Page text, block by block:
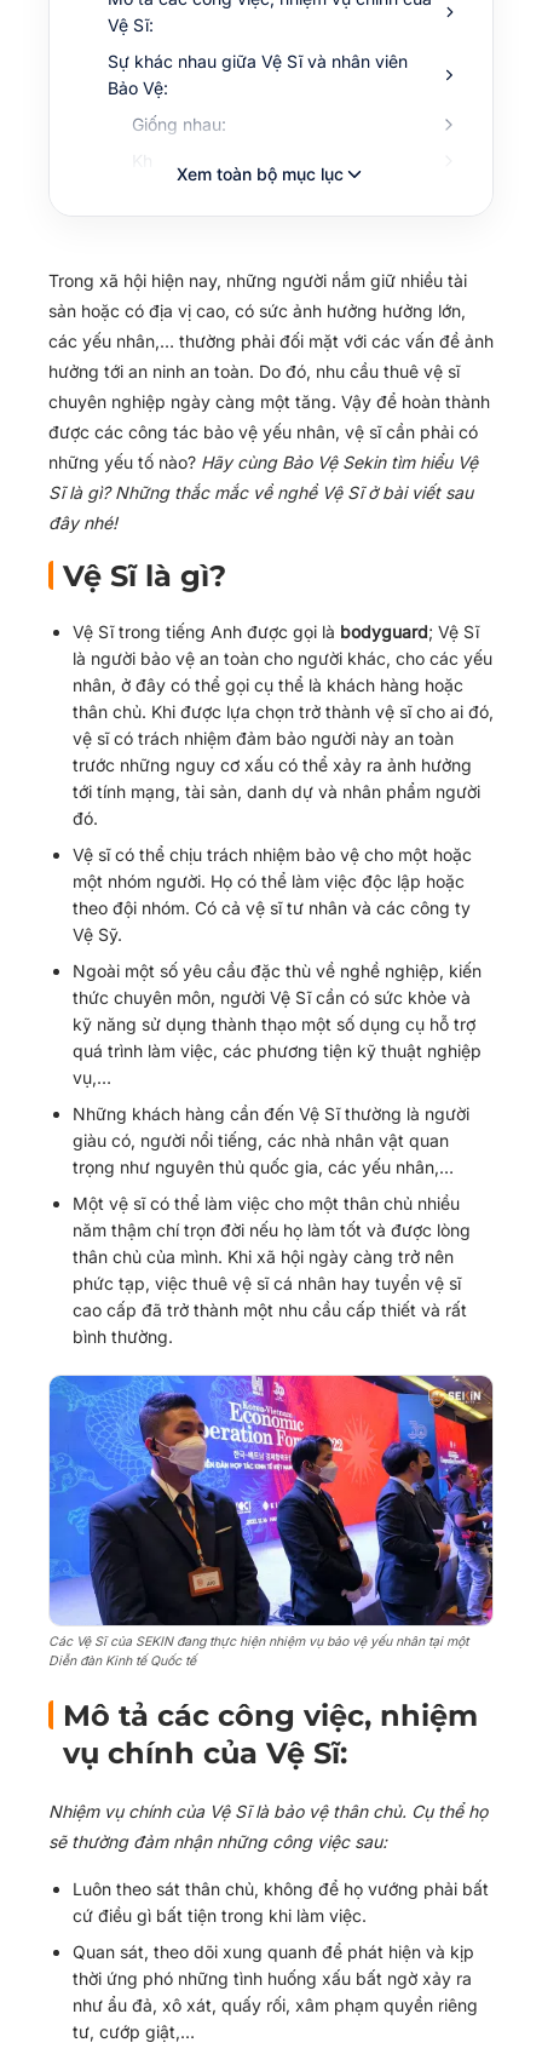
Vệ Sĩ:
Sự khác nhau giữa Vệ Sĩ và nhân viên
Bảo Vệ:
Giống nhau:
Khác nhau:
Nghiệp cần có:
Xem toàn bộ mục lục
Trong xã hội hiện nay, những người nắm giữ nhiều tài
sản hoặc có địa vị cao, có sức ảnh hưởng hưởng lớn,
các yếu nhân,… thường phải đối mặt với các vấn đề ảnh
hưởng tới an ninh an toàn. Do đó, nhu cầu thuê vệ sĩ
chuyên nghiệp ngày càng một tăng. Vậy để hoàn thành
được các công tác bảo vệ yếu nhân, vệ sĩ cần phải có
những yếu tố nào? Hãy cùng Bảo Vệ Sekin tìm hiểu Vệ
Sĩ là gì? Những thắc mắc về nghề Vệ Sĩ ở bài viết sau
đây nhé!
Vệ Sĩ là gì?
Vệ Sĩ trong tiếng Anh được gọi là bodyguard; Vệ Sĩ
là người bảo vệ an toàn cho người khác, cho các yếu
nhân, ở đây có thể gọi cụ thể là khách hàng hoặc
thân chủ. Khi được lựa chọn trở thành vệ sĩ cho ai đó,
vệ sĩ có trách nhiệm đảm bảo người này an toàn
trước những nguy cơ xấu có thể xảy ra ảnh hưởng
tới tính mạng, tài sản, danh dự và nhân phẩm người
đó.
Vệ sĩ có thể chịu trách nhiệm bảo vệ cho một hoặc
một nhóm người. Họ có thể làm việc độc lập hoặc
theo đội nhóm. Có cả vệ sĩ tư nhân và các công ty
Vệ Sỹ.
Ngoài một số yêu cầu đặc thù về nghề nghiệp, kiến
thức chuyên môn, người Vệ Sĩ cần có sức khỏe và
kỹ năng sử dụng thành thạo một số dụng cụ hỗ trợ
quá trình làm việc, các phương tiện kỹ thuật nghiệp
vụ,…
Những khách hàng cần đến Vệ Sĩ thường là người
giàu có, người nổi tiếng, các nhà nhân vật quan
trọng như nguyên thủ quốc gia, các yếu nhân,…
Một vệ sĩ có thể làm việc cho một thân chủ nhiều
năm thậm chí trọn đời nếu họ làm tốt và được lòng
thân chủ của mình. Khi xã hội ngày càng trở nên
phức tạp, việc thuê vệ sĩ cá nhân hay tuyển vệ sĩ
cao cấp đã trở thành một nhu cầu cấp thiết và rất
bình thường.
Các Vệ Sĩ của SEKIN đang thực hiện nhiệm vụ bảo vệ yếu nhân tại một
Diễn đàn Kinh tế Quốc tế
Mô tả các công việc, nhiệm
vụ chính của Vệ Sĩ:
Nhiệm vụ chính của Vệ Sĩ là bảo vệ thân chủ. Cụ thể họ
sẽ thường đảm nhận những công việc sau:
Luôn theo sát thân chủ, không để họ vướng phải bất
cứ điều gì bất tiện trong khi làm việc.
Quan sát, theo dõi xung quanh để phát hiện và kịp
thời ứng phó những tình huống xấu bất ngờ xảy ra
như ẩu đả, xô xát, quấy rối, xâm phạm quyền riêng
tư, cướp giật,…